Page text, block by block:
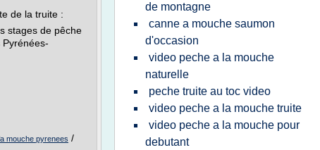
de la truite :
stages de pêche
mouche pyrenees /
de montagne
canne a mouche saumon
d'occasion
video peche a la mouche
naturelle
peche truite au toc video
video peche a la mouche truite
video peche a la mouche pour
debutant